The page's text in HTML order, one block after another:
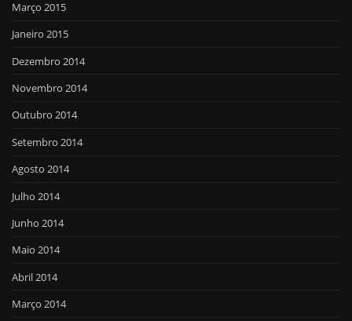
Março 2015
Janeiro 2015
Dezembro 2014
Novembro 2014
Outubro 2014
Setembro 2014
Agosto 2014
Julho 2014
Junho 2014
Maio 2014
Abril 2014
Março 2014